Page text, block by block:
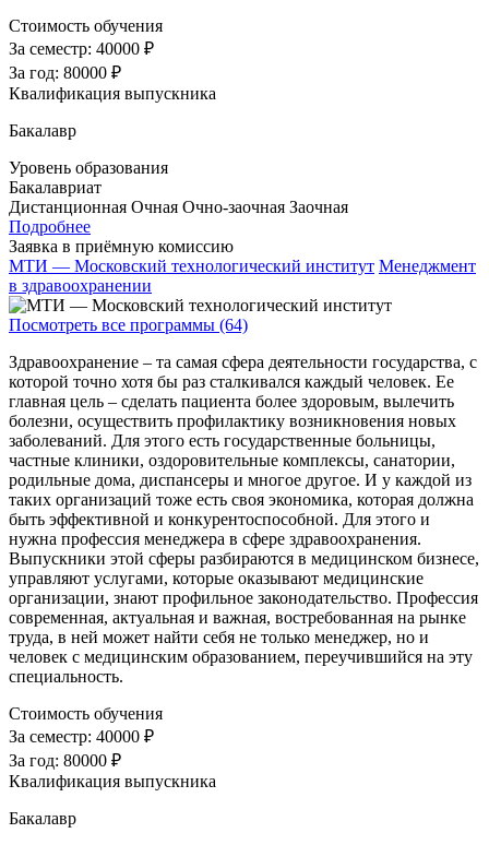
Стоимость обучения
За семестр: 40000 ₽
За год: 80000 ₽
Квалификация выпускника
Бакалавр
Уровень образования
Бакалавриат
Дистанционная Очная Очно-заочная Заочная
Подробнее
Заявка в приёмную комиссию
МТИ — Московский технологический институт Менеджмент
в здравоохранении
Посмотреть все программы (64)
Здравоохранение – та самая сфера деятельности государства, с
которой точно хотя бы раз сталкивался каждый человек. Ее
главная цель – сделать пациента более здоровым, вылечить
болезни, осуществить профилактику возникновения новых
заболеваний. Для этого есть государственные больницы,
частные клиники, оздоровительные комплексы, санатории,
родильные дома, диспансеры и многое другое. И у каждой из
таких организаций тоже есть своя экономика, которая должна
быть эффективной и конкурентоспособной. Для этого и
нужна профессия менеджера в сфере здравоохранения.
Выпускники этой сферы разбираются в медицинском бизнесе,
управляют услугами, которые оказывают медицинские
организации, знают профильное законодательство. Профессия
современная, актуальная и важная, востребованная на рынке
труда, в ней может найти себя не только менеджер, но и
человек с медицинским образованием, переучившийся на эту
специальность.
Стоимость обучения
За семестр: 40000 ₽
За год: 80000 ₽
Квалификация выпускника
Бакалавр